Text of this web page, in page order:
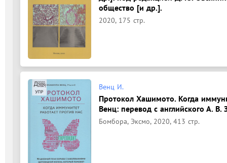
общество [и др.].
2020, 175 стр.
Венц И.
Протокол Хашимото. Когда
Венц: перевод с английского А. В.
Бомбора, Эксмо, 2020, 413 стр.